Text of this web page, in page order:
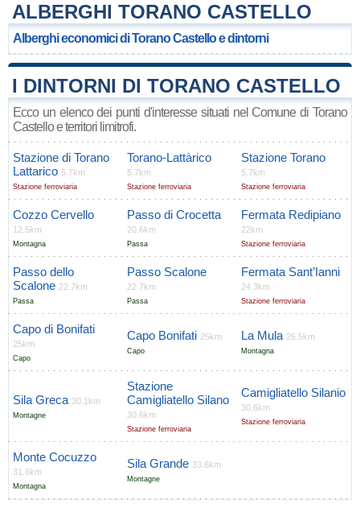
ALBERGHI TORANO CASTELLO
Alberghi economici di Torano Castello e dintorni
I DINTORNI DI TORANO CASTELLO
Ecco un elenco dei punti d'interesse situati nel Comune di Torano
Castello e territori limitrofi.
Stazione di Torano
Lattarico 5.7km
Stazione ferroviaria
Torano-Lattàrico
5.7km
Stazione ferroviaria
Stazione Torano
5.7km
Stazione ferroviaria
Cozzo Cervello
12.5km
Montagna
Passo di Crocetta
20.6km
Passa
Fermata Redipiano
22km
Stazione ferroviaria
Passo dello
Scalone 22.7km
Passa
Passo Scalone
22.7km
Passa
Fermata Sant’Ianni
24.3km
Stazione ferroviaria
Capo di Bonifati
25km
Capo
Capo Bonifati 25km
Capo
La Mula 26.5km
Montagna
Sila Greca 30.1km
Montagne
Stazione
Camigliatello Silano
30.6km
Stazione ferroviaria
Camigliatello Silanio
30.6km
Stazione ferroviaria
Monte Cocuzzo
31.6km
Montagna
Sila Grande 33.6km
Montagne